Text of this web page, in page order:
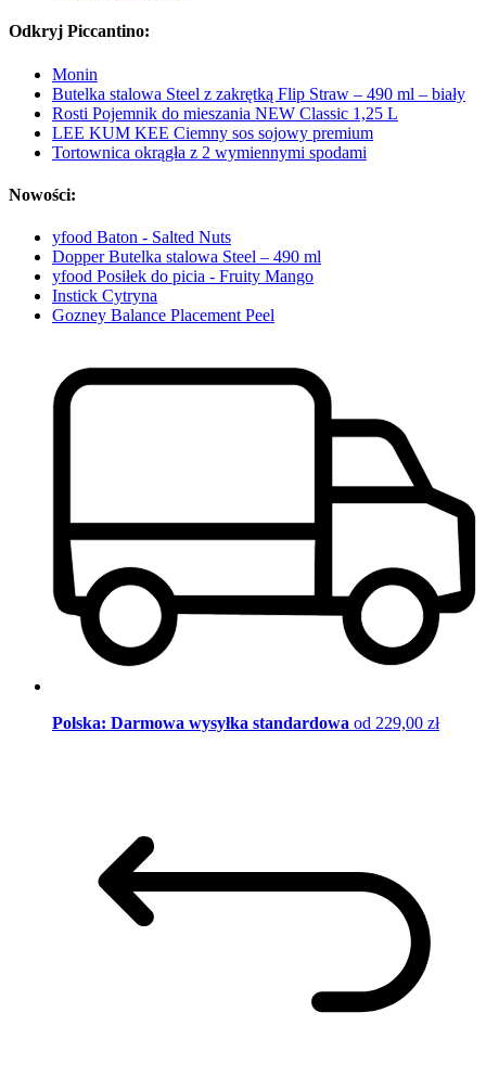
Odkryj Piccantino:
Monin
Butelka stalowa Steel z zakrętką Flip Straw – 490 ml – biały
Rosti Pojemnik do mieszania NEW Classic 1,25 L
LEE KUM KEE Ciemny sos sojowy premium
Tortownica okrągła z 2 wymiennymi spodami
Nowości:
yfood Baton - Salted Nuts
Dopper Butelka stalowa Steel – 490 ml
yfood Posiłek do picia - Fruity Mango
Instick Cytryna
Gozney Balance Placement Peel
Polska: Darmowa wysyłka standardowa od 229,00 zł